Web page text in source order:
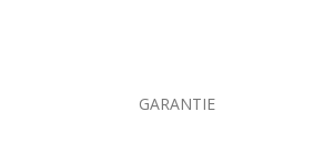
GARANTIE